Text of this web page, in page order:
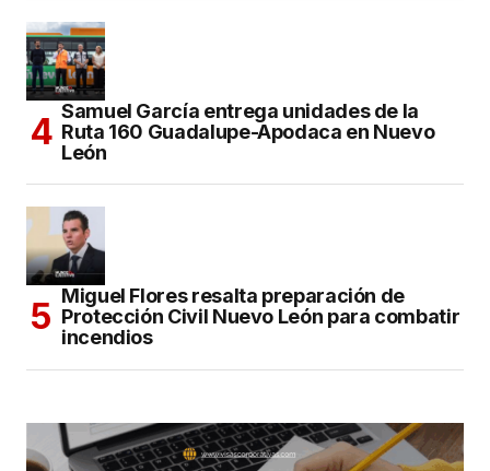
Samuel García entrega unidades de la
Ruta 160 Guadalupe-Apodaca en Nuevo
León
Miguel Flores resalta preparación de
Protección Civil Nuevo León para combatir
incendios